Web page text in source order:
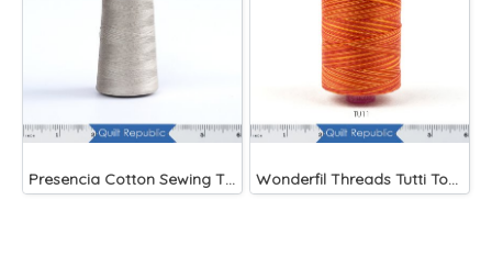
Presencia Cotton Sewing Thread 3-ply 60wt 4882 Yards Grey Wonderfil Threads Tutti Tomato